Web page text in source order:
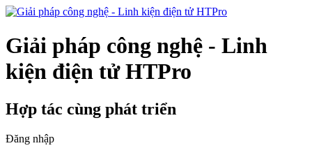
Giải pháp công nghệ - Linh
kiện điện tử HTPro
Hợp tác cùng phát triển
Đăng nhập